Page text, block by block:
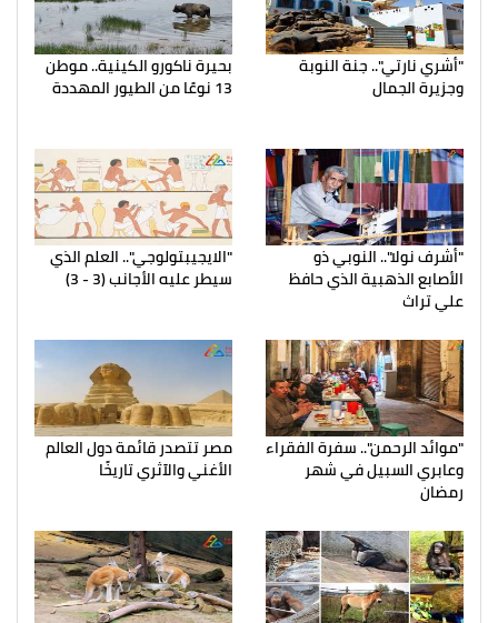
"أشري نارتي".. جنة النوبة
وجزيرة الجمال
بحيرة ناكورو الكينية.. موطن
13 نوعًا من الطيور المهددة
"أشرف نولا".. النوبي ذو
الأصابع الذهبية الذي حافظ
علي تراث
"الايجيبتولوجي".. العلم الذي
سيطر عليه الأجانب (3 - 3)
"موائد الرحمن".. سفرة الفقراء
وعابري السبيل في شهر
رمضان
مصر تتصدر قائمة دول العالم
الأغني والآثري تاريخًا